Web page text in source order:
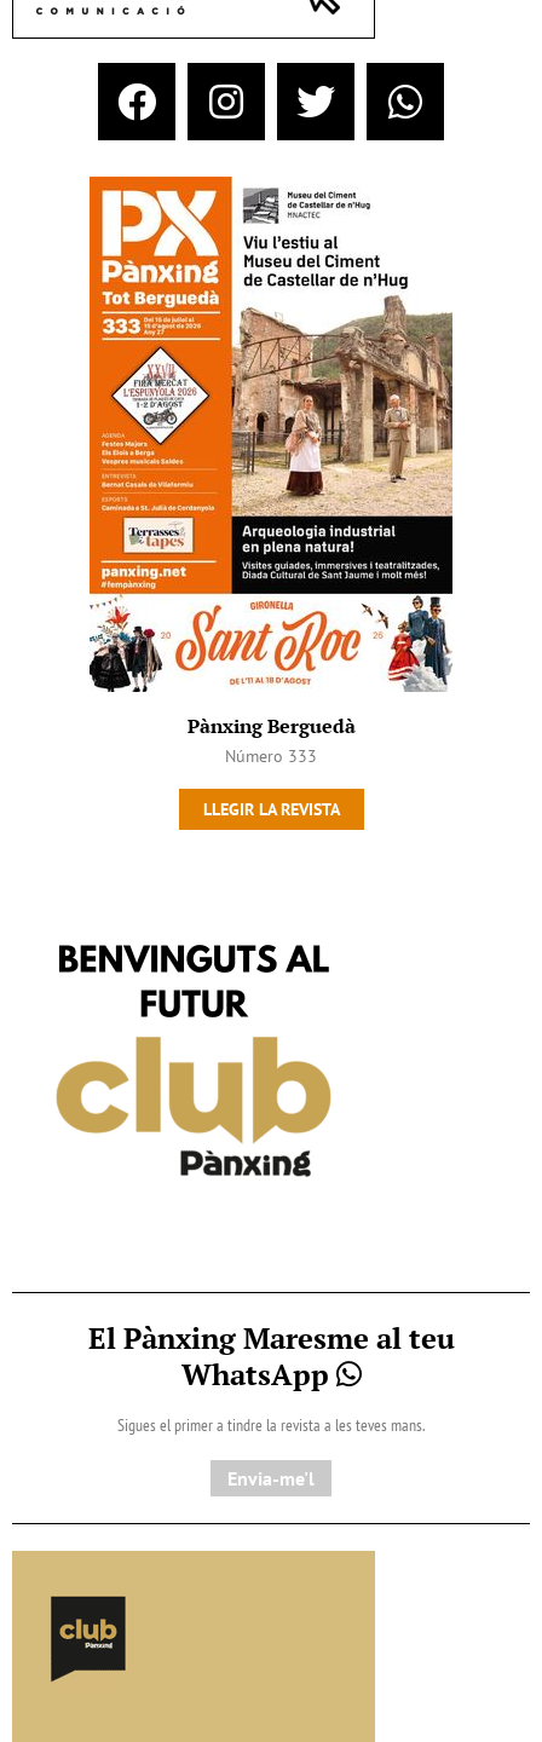
Pànxing Berguedà
Número 333
LLEGIR LA REVISTA
El Pànxing Maresme al teu
WhatsApp
Sigues el primer a tindre la revista a les teves mans.
Envia-me'l